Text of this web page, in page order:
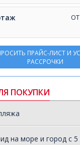
ОТ
ПРАЙС-ЛИСТ И
РАССРОЧКИ
ПОКУПКИ
на море и город с 5